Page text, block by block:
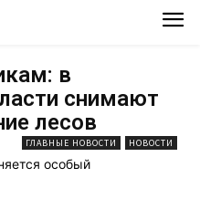
в
снимают
лесов
ГЛАВНЫЕ НОВОСТИ НОВОСТИ
особый